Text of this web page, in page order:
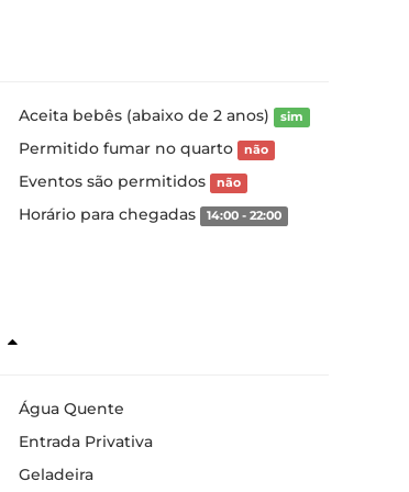
Aceita bebês (abaixo de 2 anos) sim
Permitido fumar no quarto não
Eventos são permitidos não
Horário para chegadas 14:00 - 22:00
Água Quente
Entrada Privativa
Geladeira